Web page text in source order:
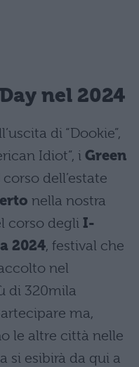
nel 2024
di “Dookie”,
Idiot”, i Green
dell’estate
nella nostra
corso degli I-
2024, festival che
nel
di 320mila
ma,
le altre città nelle
si esibirà da qui a